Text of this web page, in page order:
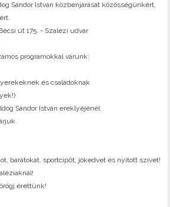
Sándor István közbenjárását közösségünkért,
út 175. - Szalézi udvar
programokkal várunk:
és családoknak
Sándor István ereklyéjénél
barátokat, sportcipőt, jókedvet és nyitott szívet!
érettünk!